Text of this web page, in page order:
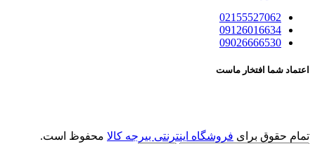
02155527062
09126016634
09026666530
اعتماد شما افتخار ماست
تمام حقوق برای فروشگاه اینترنتی بیرجه کالا محفوظ است.